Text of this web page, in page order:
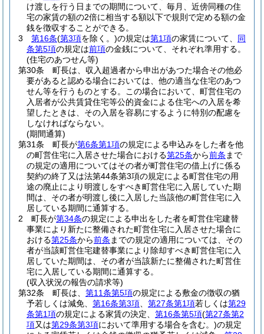
け渡しを行う日までの期間について、毎月、近傍同種の住
宅の家賃の額の2倍に相当する額以下で規則で定める額の金
銭を徴収することができる。
3
第16条(第3項を除く。)の規定は第1項の家賃について、 同
条第5項の規定は前項の金銭について、それぞれ準用する。
(住宅のあつせん等)
第30条
町長は、収入超過者から申出があつた場合その他必
要があると認める場合においては、他の適当な住宅のあつ
せん等を行うものとする。
この場合において、町営住宅の
入居者が公共賃貸住宅等公的資金による住宅への入居を希
望したときは、その入居を容易にするように特別の配慮を
しなければならない。
(期間通算)
第31条
町長が第6条第1項の規定による申込みをした者を他
の町営住宅に入居させた場合における第25条から前条 まで
の規定の適用についてはその者が町営住宅の借上げに係る
契約の終了又は法第44条第3項の規定による町営住宅の用
途の廃止により明渡しをすべき町営住宅に入居していた期
間は、その者が明渡し後に入居した当該他の町営住宅に入
居している期間に通算する。
2
町長が第34条の規定による申出をした者を町営住宅建替
事業により新たに整備された町営住宅に入居させた場合に
おける第25条から前条 までの規定の適用については、その
者が当該町営住宅建替事業により除却すべき町営住宅に入
居していた期間は、その者が当該新たに整備された町営住
宅に入居している期間に通算する。
(収入状況の報告の請求等)
第32条
町長は、 第11条第5項の規定による敷金の徴収の猶
予若しくは減免、 第16条第3項 第27条第1項若しくは第29
条第1項の規定による家賃の決定、 第16条第5項(第27条第2
項又は第29条第3項において準用する場合を含む。)の規定